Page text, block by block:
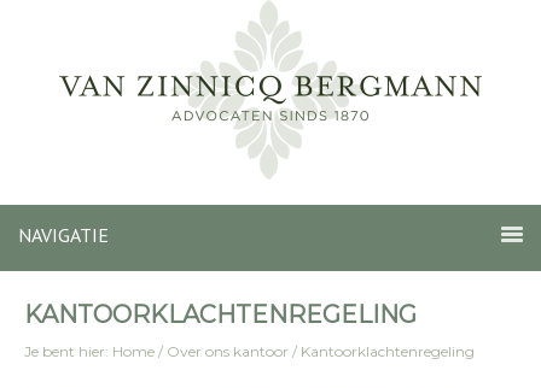
NAVIGATIE
KANTOORKLACHTENREGELING
Je bent hier: Home / Over ons kantoor / Kantoorklachtenregeling